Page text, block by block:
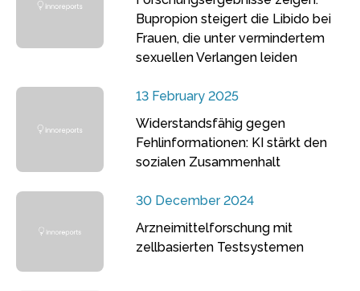
Bupropion steigert die Libido bei
Frauen, die unter vermindertem
sexuellen Verlangen leiden
13 February 2025
Widerstandsfähig gegen
Fehlinformationen: KI stärkt den
sozialen Zusammenhalt
30 December 2024
Arzneimittelforschung mit
zellbasierten Testsystemen